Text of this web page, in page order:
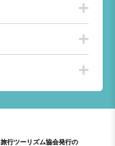
行ツーリズム協会発行の